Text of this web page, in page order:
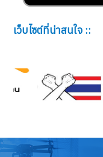
เว็บไซต์ที่น่าสนใจ ::